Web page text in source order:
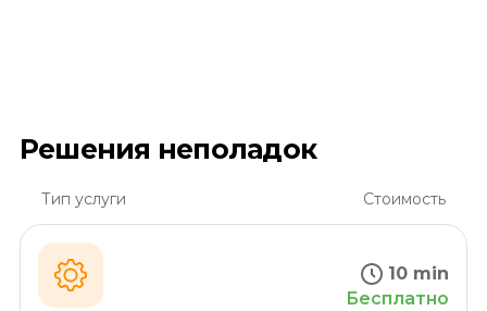
Решения неполадок
Тип услуги Стоимость
10 min
Бесплатно